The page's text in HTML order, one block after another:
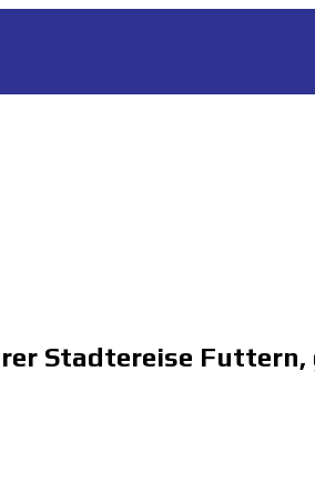
Stadtereise Futtern,